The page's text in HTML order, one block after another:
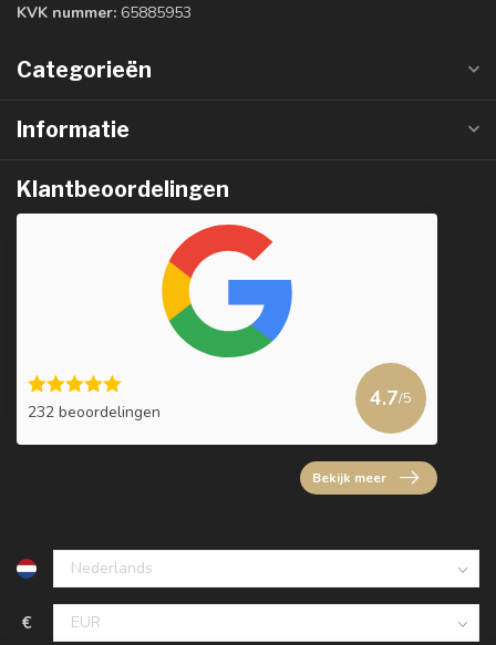
KVK nummer: 65885953
Categorieën
Informatie
Klantbeoordelingen
232 beoordelingen
4.7/5
Bekijk meer
€